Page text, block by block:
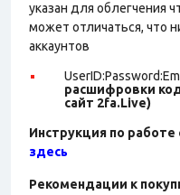
указан для облегчения
может отличаться, что
аккаунтов
расшифровки
сайт 2fa.Live)
Инструкция по работе
здесь
Рекомендации к